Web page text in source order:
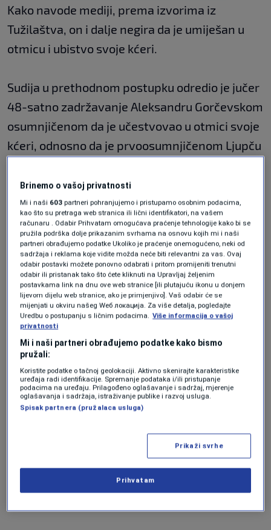
Kako navode mediji, prema izvorima iz
Tužilaštva, on i dalje negira da je umiješan u
otmicu i ubistvo svoje kćeri.
Sudija u prethodnom postupku odredio je jučer
48-satno zadržavanje Aleksandru Gorčevskom
osumnjičenom da je učestvovao u otmici svoje
kćeri, odnosno da je prvoosumnjičenom Ljupču
kretanju i njenim dnevnim rutinama.
Iako Gorčevski do sada nije priznao krivicu,
ostala trojica optuženika, koji su već u pritvoru,
rekli su u Tužilaštvu da je on osoba koja je dala
informacije.
Danas je završena obdukcija tijela 14-godišnje
Vanje i 74-godišnjeg Panchea Žezhovskog iz
Velesa, a tijela su predana porodicama.
Program N1 televizije možete pratiti UŽIVO naovom
kao i putem aplikacija za
Brinemo o vašoj privatnosti
Mi i naši 603 partneri pohranjujemo i pristupamo osobnim podacima,
kao što su pretraga web stranica ili lični identifikatori, na vašem
računaru . Odabir Prihvatam omogućava praćenje tehnologije kako bi se
pružila podrška dolje prikazanim svrhama na osnovu kojih mi i naši
partneri obrađujemo podatke Ukoliko je praćenje onemogućeno, neki od
sadržaja i reklama koje vidite možda neće biti relevantni za vas. Ovaj
odabir postavki možete ponovno odabrati i pritom promijeniti trenutni
odabir ili pristanak tako što ćete kliknuti na Upravljaj željenim
postavkama link na dnu ove web stranice [ili plutajuću ikonu u donjem
lijevom dijelu web stranice, ako je primjenjivo]. Vaš odabir će se
mijenjati u okviru našeg Wеб локација. Za više detalja, pogledajte
Uredbu o postupanju s ličnim podacima. Više informacija o vašoj
privatnosti
Mi i naši partneri obrađujemo podatke kako bismo
pružali:
Koristite podatke o tačnoj geolokaciji. Aktivno skenirajte karakteristike
uređaja radi identifikacije. Spremanje podataka i/ili pristupanje
podacima na uređaju. Prilagođeno oglašavanje i sadržaj, mjerenje
oglašavanja i sadržaja, istraživanje publike i razvoj usluga.
Spisak partnera (pružalaca usluga)
Prikaži svrhe
Prihvatam